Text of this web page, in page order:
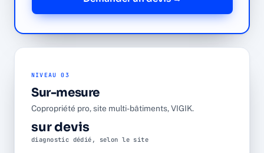
NIVEAU 03
Sur-mesure
Copropriété pro, site multi-bâtiments, VIGIK.
sur devis
diagnostic dédié, selon le site